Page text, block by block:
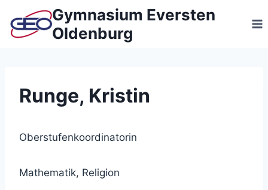
Inhalt
springen
Gymnasium Eversten
Oldenburg
Runge, Kristin
Oberstufenkoordinatorin
Mathematik, Religion